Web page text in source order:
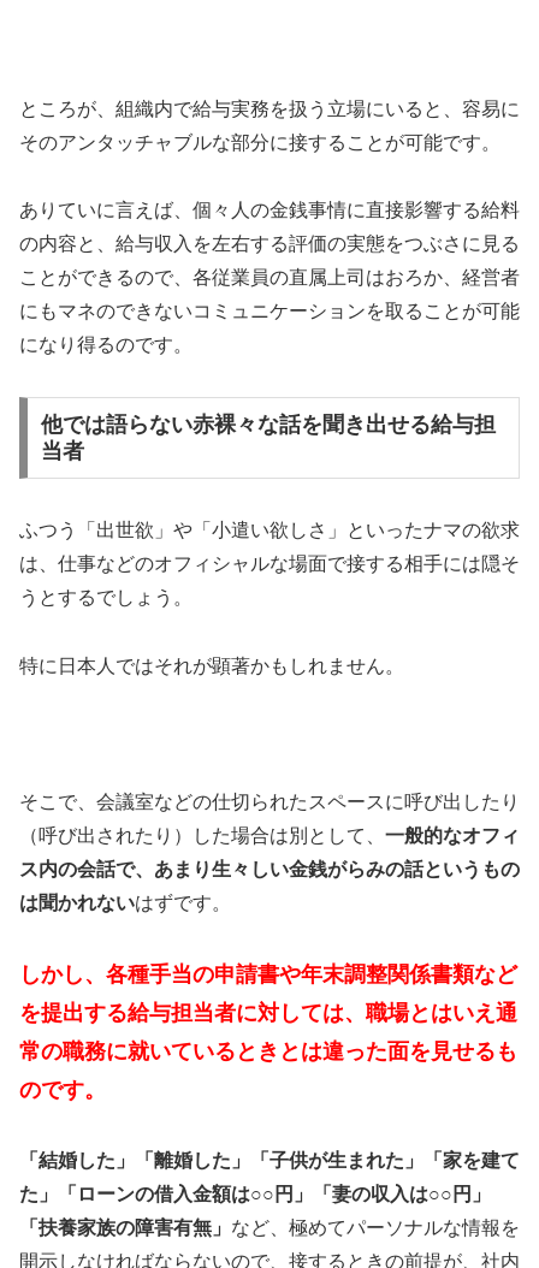
ところが、組織内で給与実務を扱う立場にいると、容易に
そのアンタッチャブルな部分に接することが可能です。
ありていに言えば、個々人の金銭事情に直接影響する給料
の内容と、給与収入を左右する評価の実態をつぶさに見る
ことができるので、各従業員の直属上司はおろか、経営者
にもマネのできないコミュニケーションを取ることが可能
になり得るのです。
他では語らない赤裸々な話を聞き出せる給与担
当者
ふつう「出世欲」や「小遣い欲しさ」といったナマの欲求
は、仕事などのオフィシャルな場面で接する相手には隠そ
うとするでしょう。
特に日本人ではそれが顕著かもしれません。
そこで、会議室などの仕切られたスペースに呼び出したり
（呼び出されたり）した場合は別として、 一般的なオフィ
ス内の会話で、あまり生々しい金銭がらみの話というもの
は聞かれないはずです。
しかし、各種手当の申請書や年末調整関係書類など
を提出する給与担当者に対しては、職場とはいえ通
常の職務に就いているときとは違った面を見せるも
のです。
「結婚した」「離婚した」「子供が生まれた」「家を建て
た」「ローンの借入金額は○○円」「妻の収入は○○円」
「扶養家族の障害有無」 など、極めてパーソナルな情報を
開示しなければならないので、接するときの前提が、社内